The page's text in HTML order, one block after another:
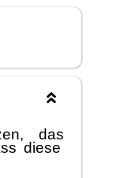
das
diese